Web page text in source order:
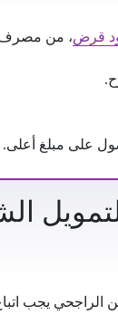
قرض، من مصرف
على مبلغ أعلى.
يجب